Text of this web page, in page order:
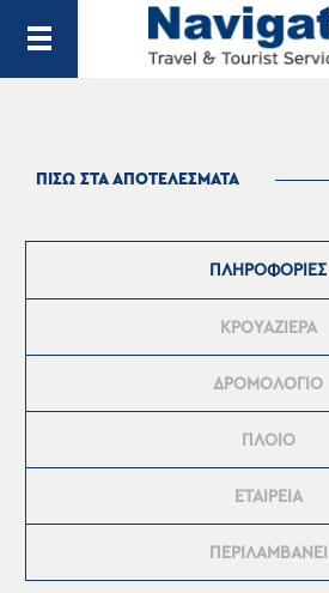
ΠΙΣΩ ΣΤΑ ΑΠΟΤΕΛΕΣΜΑΤΑ
ΠΛΗΡΟΦΟΡΙΕΣ
ΚΡΟΥΑΖΙΕΡΑ
ΔΡΟΜΟΛΟΓΙΟ
ΠΛΟΙΟ
ΕΤΑΙΡΕΙΑ
ΠΕΡΙΛΑΜΒΑΝΕΙ